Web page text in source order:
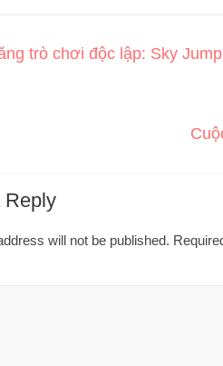
trò chơi độc lập: Sky
Reply
will not be published.